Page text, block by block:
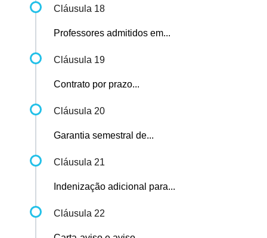
Cláusula 18
Professores admitidos em...
Cláusula 19
Contrato por prazo...
Cláusula 20
Garantia semestral de...
Cláusula 21
Indenização adicional para...
Cláusula 22